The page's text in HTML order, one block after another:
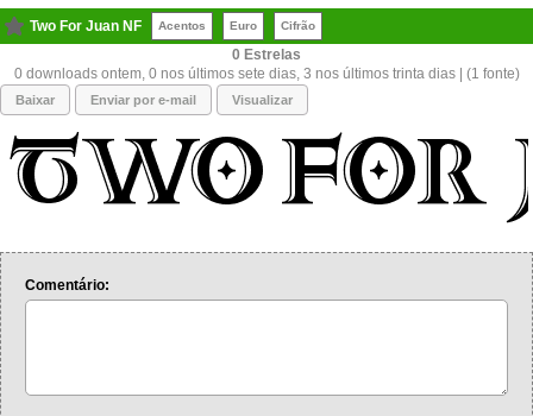
Two For Juan NF Acentos Euro Cifrão
0
0 downloads ontem, 0 nos últimos sete dias, 3 nos últimos trinta dias | (1 fonte)
Baixar Enviar por e-mail Visualizar
Comentário: